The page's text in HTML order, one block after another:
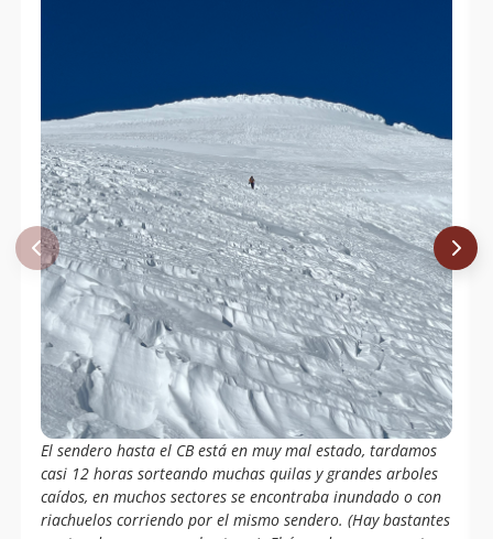
El sendero hasta el CB está en muy mal estado, tardamos
casi 12 horas sorteando muchas quilas y grandes arboles
caídos, en muchos sectores se encontraba inundado o con
riachuelos corriendo por el mismo sendero. (Hay bastantes